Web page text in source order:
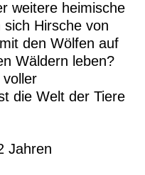
weitere heimische
Hirsche von
den Wölfen auf
Wäldern leben?
die Welt der Tiere
Jahren